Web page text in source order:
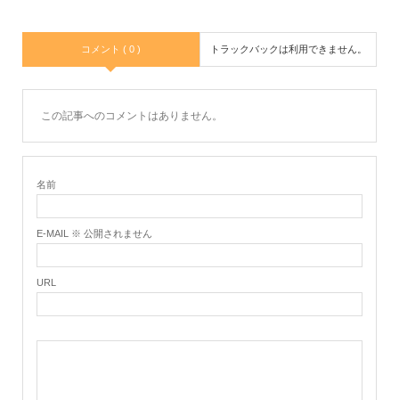
コメント ( 0 ) トラックバックは利用できません。
この記事へのコメントはありません。
名前
E-MAIL ※ 公開されません
URL